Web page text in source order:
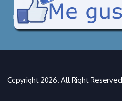
Copyright 2026. All Right Reserved